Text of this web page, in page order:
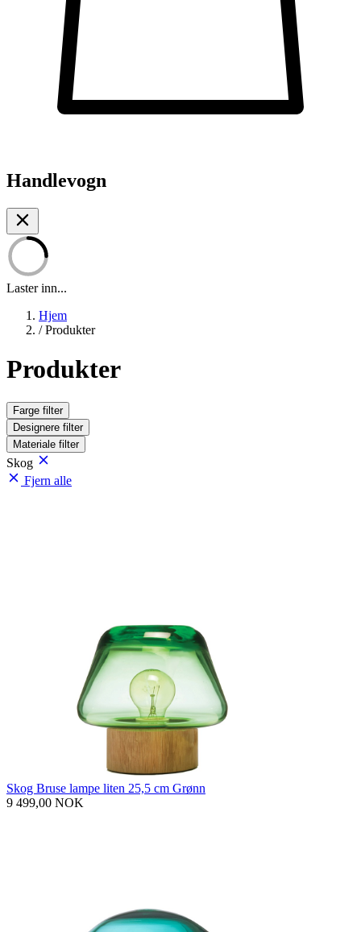
Handlevogn
Laster inn...
Hjem
/ Produkter
Produkter
Farge filter
Designere filter
Materiale filter
Skog
Fjern alle
Skog Bruse lampe liten 25,5 cm Grønn
9 499,00 NOK